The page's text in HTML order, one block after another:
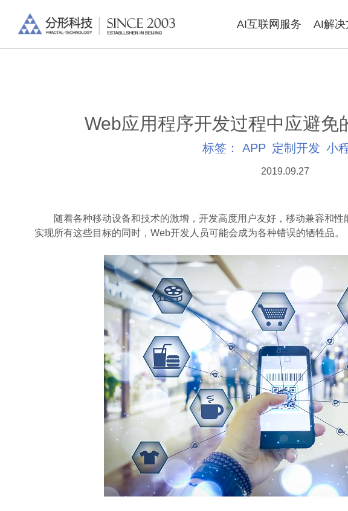
AI互联网服务 AI解决
Web应用程序开发过程中应避免
标签： APP 定制开发 小
2019.09.27
随着各种移动设备和技术的激增，开发高度用户友好，移动兼容和性
实现所有这些目标的同时，Web开发人员可能会成为各种错误的牺牲品。